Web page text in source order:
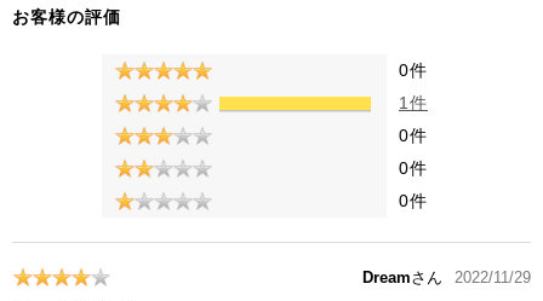
お客様の評価
0件
1件
0件
0件
0件
Dreamさん 2022/11/29